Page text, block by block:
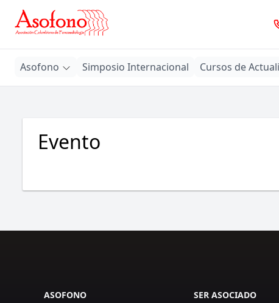
Asofono
Asofono Simposio Internacional Cursos de
Evento
ASOFONO SER ASOCIADO